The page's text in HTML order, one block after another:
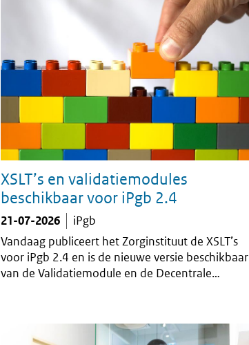
XSLT’s en validatiemodules
beschikbaar voor iPgb 2.4
21-07-2026
iPgb
Vandaag publiceert het Zorginstituut de XSLT’s
voor iPgb 2.4 en is de nieuwe versie beschikbaar
van de Validatiemodule en de Decentrale